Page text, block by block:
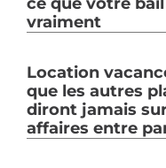
vraiment
Location
que les autres
diront jamais
affaires entre